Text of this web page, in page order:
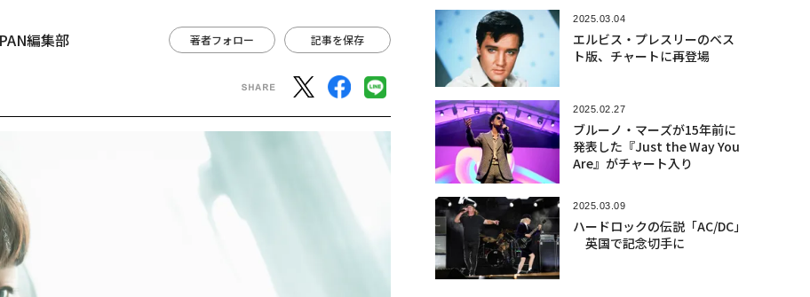
編集部 著者フォロー 記事を保存
2025.03.04
エルビス・プレスリーのベス
ト版、チャートに再登場
2025.02.27
ブルーノ・マーズが15年前に
発表した『Just the Way You
Are』がチャート入り
2025.03.09
ハードロックの伝説「AC/DC」
英国で記念切手に